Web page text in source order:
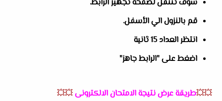
سوف تنتقل لصفحة تجهيز الرابط.
قم بالنزول الي الأسفل.
انتظر العداد 15 ثانية
اضغط على "الرابط جاهز"
💥💥طريقة عرض نتيجة الامتحان الالكترونى💥💥